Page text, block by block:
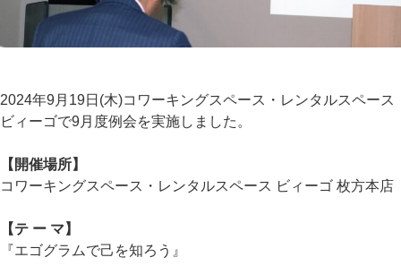
2024年9月19日(木)コワーキングスペース・レンタルスペース
ビィーゴで9月度例会を実施しました。
【開催場所】
コワーキングスペース・レンタルスペース ビィーゴ 枚方本店
【テ ー マ】
『エゴグラムで己を知ろう』